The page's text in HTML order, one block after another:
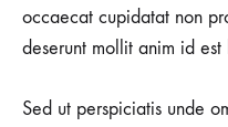
occaecat cupidatat non
deserunt mollit anim id est
Sed ut perspiciatis unde